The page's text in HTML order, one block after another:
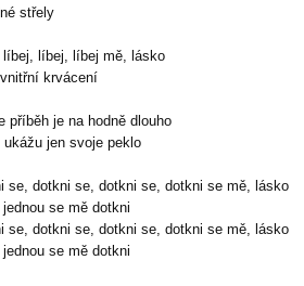
střely
líbej, líbej, líbej mě, lásko
krvácení
příběh je na hodně dlouho
ukážu jen svoje peklo
se, dotkni se, dotkni se, dotkni se mě, lásko
se mě dotkni
se, dotkni se, dotkni se, dotkni se mě, lásko
se mě dotkni